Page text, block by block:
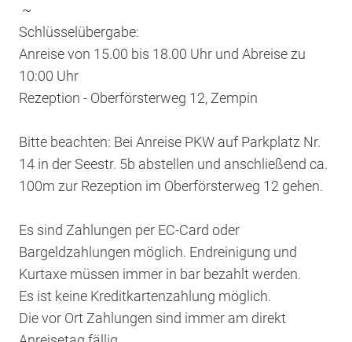
~
Schlüsselübergabe:
Anreise von 15.00 bis 18.00 Uhr und Abreise zu
10:00 Uhr
Rezeption - Oberförsterweg 12, Zempin
Bitte beachten: Bei Anreise PKW auf Parkplatz Nr.
14 in der Seestr. 5b abstellen und anschließend ca.
100m zur Rezeption im Oberförsterweg 12 gehen.
Es sind Zahlungen per EC-Card oder
Bargeldzahlungen möglich. Endreinigung und
Kurtaxe müssen immer in bar bezahlt werden.
Es ist keine Kreditkartenzahlung möglich.
Die vor Ort Zahlungen sind immer am direkt